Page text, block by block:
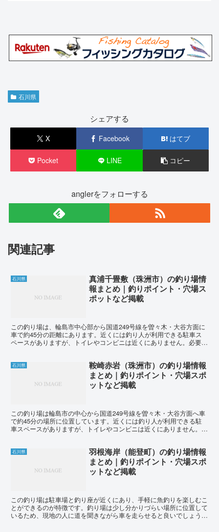
石川県
シェアする
X Facebook はてブ
Pocket LINE コピー
anglerをフォローする
関連記事
石川県
真浦千畳敷（珠洲市）の釣り場情
報まとめ｜釣りポイント・穴場ス
ポットなど掲載
この釣り場は、輪島市中心部から国道249号線を曽々木・大谷方面に
車で約45分の距離にあります。近くには釣り人が利用できる駐車ス
ペースがありますが、トイレやコンビニは近くにありません。必要な
石川県
鞍崎赤岩（珠洲市）の釣り場情報
まとめ｜釣りポイント・穴場スポ
ットなど掲載
この釣り場は輪島市の中心から国道249号線を曽々木・大谷方面へ車
で約45分の場所に位置しています。近くには釣り人が利用できる駐
車スペースがありますが、トイレやコンビニは近くにありません。飲
石川県
羽根海岸（能登町）の釣り場情報
まとめ｜釣りポイント・穴場スポ
ットなど掲載
この釣り場は駐車場と釣り座が近くにあり、手軽に魚釣りを楽しむこ
とができるのが特徴です。釣り場は少し分かりづらい場所に位置して
いるため、現地の人に道を聞きながら車を走らせると良いでしょう。